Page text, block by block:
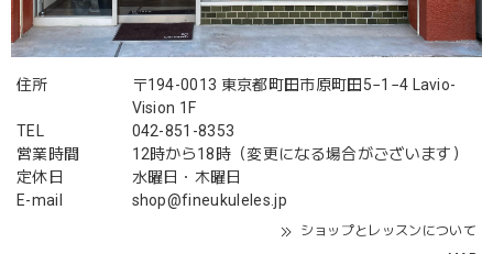
住所
〒194-0013 東京都町田市原町田5−1−4 Lavio-
Vision 1F
TEL
042-851-8353
営業時間
12時から18時（変更になる場合がございます）
定休日
水曜日・木曜日
E-mail
shop@fineukuleles.jp
ショップとレッスンについて